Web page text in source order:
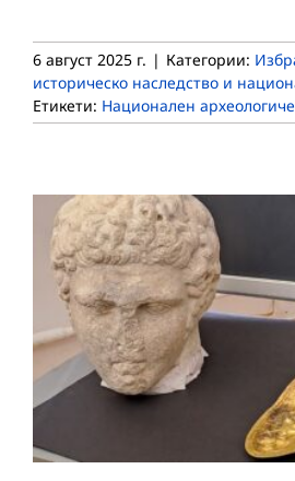
6 август 2025 г. | Категории:
историческо наследство и
Етикети: Национален